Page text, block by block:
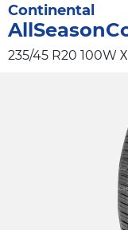
Continental
235/45 R20 100W